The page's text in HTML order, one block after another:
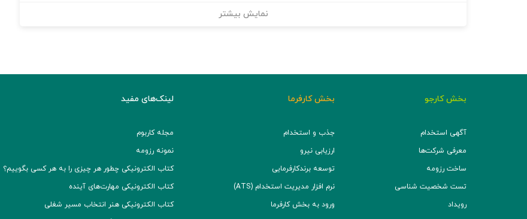
نمایش بیشتر
بخش کارجو
آگهی استخدام
معرفی شرکت‌ها
ساخت رزومه
تست شخصیت شناسی
رویداد
بخش کارفرما
جذب و استخدام
ارزیابی نیرو
توسعه برند‌کارفرمایی
نرم افزار مدیریت استخدام (ATS)
ورود به بخش کارفرما
لینک‌های مفید
مجله کاربوم
نمونه رزومه
کتاب الکترونیکی چطور هر چیزی را به هر کسی بگوییم؟
کتاب الکترونیکی مهارت‌های آینده
کتاب الکترونیکی هنر انتخاب مسیر شغلی